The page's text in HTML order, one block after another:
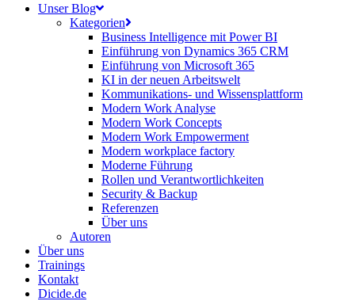
search
Menu
Unser Blog
Kategorien
Business Intelligence mit Power BI
Einführung von Dynamics 365 CRM
Einführung von Microsoft 365
KI in der neuen Arbeitswelt
Kommunikations- und Wissensplattform
Modern Work Analyse
Modern Work Concepts
Modern Work Empowerment
Modern workplace factory
Moderne Führung
Rollen und Verantwortlichkeiten
Security & Backup
Referenzen
Über uns
Autoren
Über uns
Trainings
Kontakt
Dicide.de